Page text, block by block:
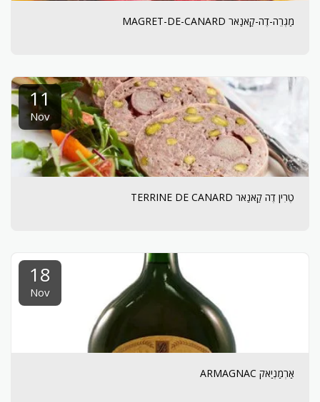
מַגְרֵה-דֶה-קַאנַאר MAGRET-DE-CANARD
11
Nov
טֶרִין דֶה קַאנַאר TERRINE DE CANARD
18
Nov
אַרְמַנְיַאק ARMAGNAC